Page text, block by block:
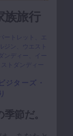
族旅行
バートレット、エ
ルジン、ウエスト
ダンディー、イー
ストダンディー
ジターズ・
節だ。